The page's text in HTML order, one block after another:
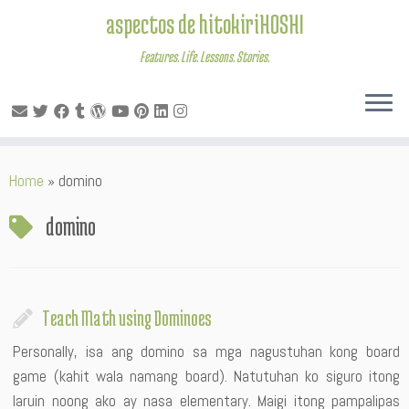
to
aspectos de hitokiriHOSHI
Features. Life. Lessons. Stories.
Home » domino
domino
Teach Math using Dominoes
Personally, isa ang domino sa mga nagustuhan kong board
game (kahit wala namang board). Natutuhan ko siguro itong
laruin noong ako ay nasa elementary. Maigi itong pampalipas